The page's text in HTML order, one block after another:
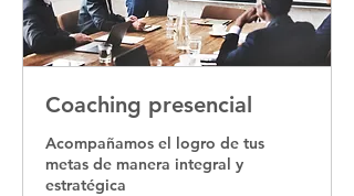
Coaching presencial
Acompañamos el logro de tus
metas de manera integral y
estratégica